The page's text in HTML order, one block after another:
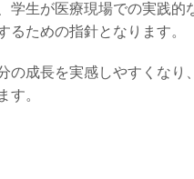
学生が医療現場での実践的
るための指針となります。
の成長を実感しやすくなり
す。